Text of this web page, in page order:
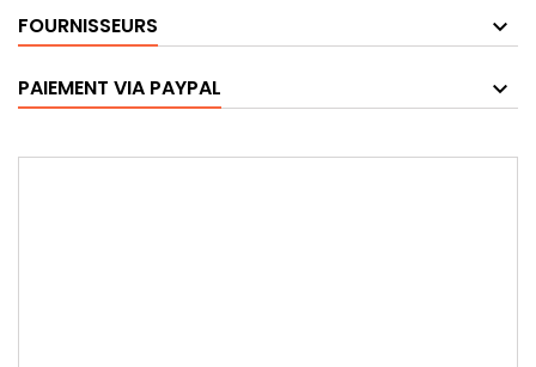
FOURNISSEURS
PAIEMENT VIA PAYPAL